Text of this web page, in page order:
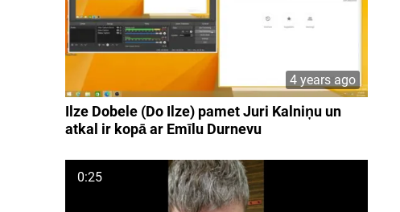
4 years ago
Ilze Dobele (Do Ilze) pamet Juri Kalniņu un
atkal ir kopā ar Emīlu Durnevu
0:25